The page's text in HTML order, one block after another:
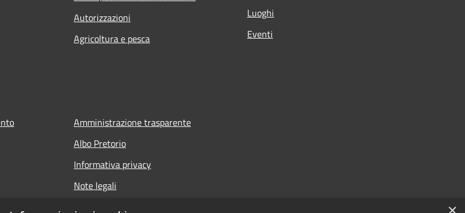
Autorizzazioni
Agricoltura e pesca
Luoghi
Eventi
Amministrazione trasparente
Albo Pretorio
Informativa privacy
Note legali